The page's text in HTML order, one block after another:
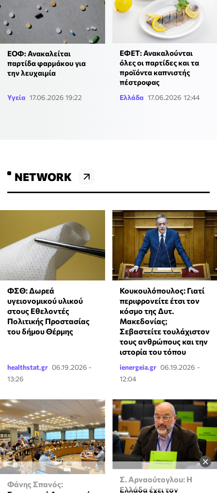
×
ΕΟΦ: Ανακαλείται
παρτίδα φαρμάκου για
την λευχαιμία
Υγεία 17.06.2026 19:22
ΕΦΕΤ: Ανακαλούνται
όλες οι παρτίδες και τα
προϊόντα καπνιστής
πέστροφας
Ελλάδα 17.06.2026 12:44
NETWORK
ΦΣΘ: Δωρεά
υγειονομικού υλικού
στους Εθελοντές
Πολιτικής Προστασίας
του δήμου Θέρμης
healthstat.gr 06.19.2026 -
13:26
Κουκουλόπουλος: Γιατί
περιφρονείτε έτσι τον
κόσμο της Δυτ.
Μακεδονίας;
Σεβαστείτε τουλάχιστον
τους ανθρώπους και την
ιστορία του τόπου
ienergeia.gr 06.19.2026 -
12:04
Φάνης Σπανός:
Σ. Αρναούτογλου: Η
Ελλάδα έχει τον